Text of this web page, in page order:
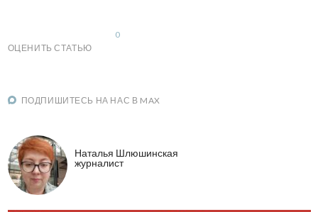
ОЦЕНИТЬ СТАТЬЮ
0
ПОДПИШИТЕСЬ НА НАС В MAX
Наталья Шлюшинская
журналист